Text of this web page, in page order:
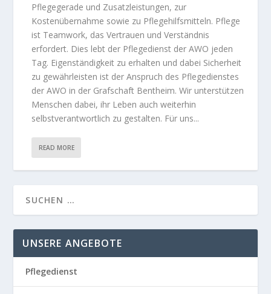
Pflegegerade und Zusatzleistungen, zur
Kostenübernahme sowie zu Pflegehilfsmitteln. Pflege
ist Teamwork, das Vertrauen und Verständnis
erfordert. Dies lebt der Pflegedienst der AWO jeden
Tag. Eigenständigkeit zu erhalten und dabei Sicherheit
zu gewährleisten ist der Anspruch des Pflegedienstes
der AWO in der Grafschaft Bentheim. Wir unterstützen
Menschen dabei, ihr Leben auch weiterhin
selbstverantwortlich zu gestalten. Für uns...
READ MORE
UNSERE ANGEBOTE
Pflegedienst